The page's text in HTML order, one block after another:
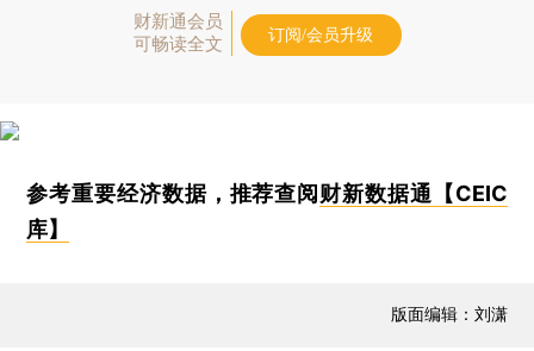
财新通会员
可畅读全文
订阅/会员升级
参考重要经济数据，推荐查阅 财新数据通【CEIC
库】
版面编辑：刘潇